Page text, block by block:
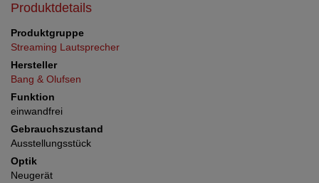
Produktdetails
Produktgruppe
Streaming Lautsprecher
Hersteller
Bang & Olufsen
Funktion
einwandfrei
Gebrauchszustand
Ausstellungsstück
Optik
Neugerät